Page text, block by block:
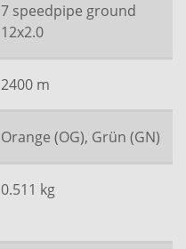
7 speedpipe ground
12x2.0
2400 m
Orange (OG), Grün (GN)
0.511 kg